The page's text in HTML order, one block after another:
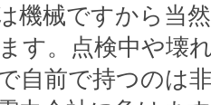
機械ですから当
す。点検中や壊
自前で持つのは